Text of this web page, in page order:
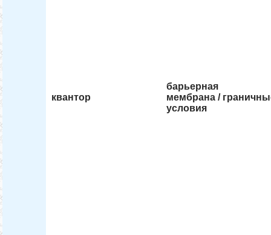
квантор
барьерная
мембрана /
условия